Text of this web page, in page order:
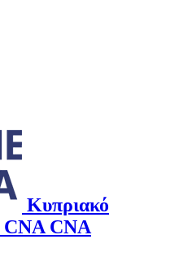
Κυπριακό
CNA CNA